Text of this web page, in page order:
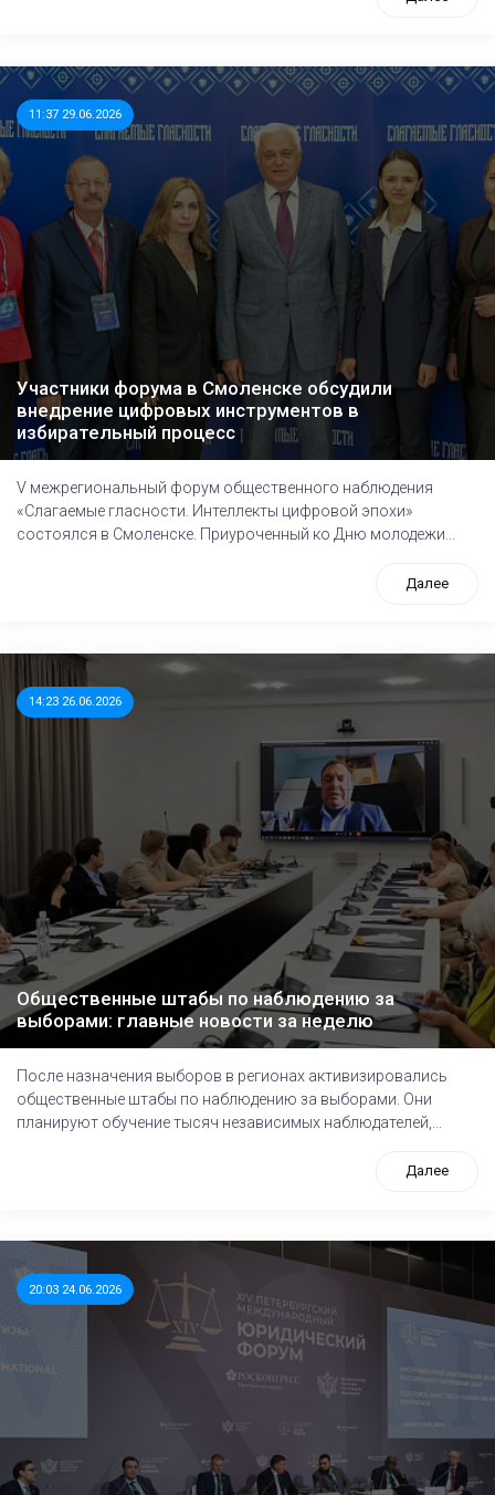
11:37 29.06.2026
Участники форума в Смоленске обсудили
внедрение цифровых инструментов в
избирательный процесс
V межрегиональный форум общественного наблюдения
«Слагаемые гласности. Интеллекты цифровой эпохи»
состоялся в Смоленске. Приуроченный ко Дню молодежи...
Далее
14:23 26.06.2026
Общественные штабы по наблюдению за
выборами: главные новости за неделю
После назначения выборов в регионах активизировались
общественные штабы по наблюдению за выборами. Они
планируют обучение тысяч независимых наблюдателей,...
Далее
20:03 24.06.2026